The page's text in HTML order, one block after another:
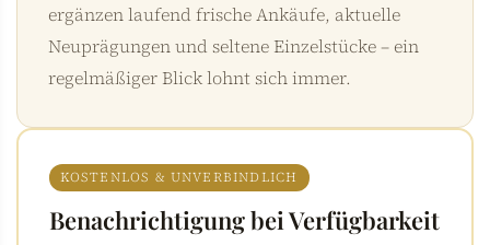
ergänzen laufend frische Ankäufe, aktuelle
Neuprägungen und seltene Einzelstücke – ein
regelmäßiger Blick lohnt sich immer.
KOSTENLOS & UNVERBINDLICH
Benachrichtigung bei Verfügbarkeit